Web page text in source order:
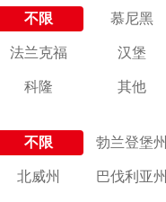
不限 慕尼黑
法兰克福 汉堡
科隆 其他
不限 勃兰登堡州
北威州 巴伐利亚州